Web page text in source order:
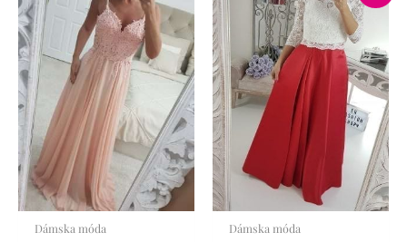
Dámska móda Dámska móda
bola:
65.90€.
je:
46.90€.